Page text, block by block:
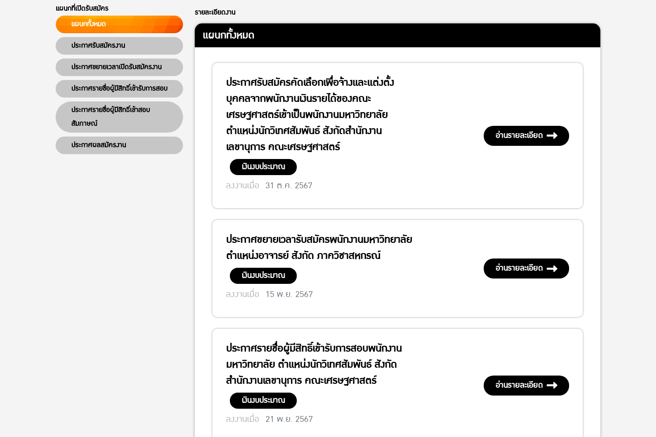
แผนกที่เปิดรับสมัคร
แผนกทั้งหมด
ประกาศรับสมัครงาน
ประกาศขยายเวลาเปิดรับสมัครงาน
ประกาศรายชื่อผู้มีสิทธิ์เข้ารับการสอบ
ประกาศรายชื่อผู้มีสิทธิ์เข้าสอบ
สัมภาษณ์
ประกาศผลสมัครงาน
รายละเอียดงาน
แผนกทั้งหมด
ประกาศรับสมัครคัดเลือกเพื่อจ้างและแต่งตั้ง
บุคคลจากพนักงานเงินรายได้ของคณะ
เศรษฐศาสตร์เข้าเป็นพนักงานมหาวิทยาลัย
ตำแหน่งนักวิเทศสัมพันธ์ สังกัดสำนักงาน
เลขานุการ คณะเศรษฐศาสตร์
เงินงบประมาณ
ลงงานเมื่อ 31 ต.ค. 2567
อ่านรายละเอียด
ประกาศขยายเวลารับสมัครพนักงานมหาวิทยาลัย
ตำแหน่งอาจารย์ สังกัด ภาควิชาสหกรณ์
เงินงบประมาณ
ลงงานเมื่อ 15 พ.ย. 2567
อ่านรายละเอียด
ประกาศรายชื่อผู้มีสิทธิ์เข้ารับการสอบพนักงาน
มหาวิทยาลัย ตำแหน่งนักวิเทศสัมพันธ์ สังกัด
สำนักงานเลขานุการ คณะเศรษฐศาสตร์
เงินงบประมาณ
ลงงานเมื่อ 21 พ.ย. 2567
อ่านรายละเอียด